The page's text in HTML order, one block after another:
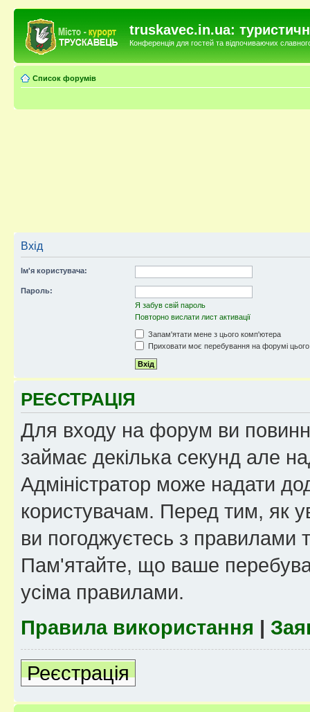
truskavec.in.ua:
Конференція для гостей та відпочиваючих
Список форумів
Вхід
Ім'я користувача:
Пароль:
Я забув свій пароль
Повторно вислати лист активації
Запам'ятати мене з цього комп'ютера
Приховати моє перебування на форумі
РЕЄСТРАЦІЯ
Для входу на форум ви
займає декілька секунд але
Адміністратор може надати
користувачам. Перед тим, як
ви погоджуєтесь з правилами
Пам'ятайте, що ваше
усіма правилами.
Правила використання |
Реєстрація